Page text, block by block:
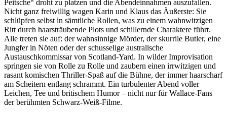
Peitsche“ droht zu platzen und die Abendeinnahmen auszufallen.
Nicht ganz freiwillig wagen Karin und Klaus das Äußerste: Sie
schlüpfen selbst in sämtliche Rollen, was zu einem wahnwitzigen
Ritt durch haarsträubende Plots und schillernde Charaktere führt.
Alle treten sie auf: der wahnsinnige Mörder, der skurrile Butler, eine
Jungfer in Nöten oder der schusselige australische
Austauschkommissar von Scotland-Yard. In wilder Improvisation
springen sie von Rolle zu Rolle und zaubern einen irrwitzigen und
rasant komischen Thriller-Spaß auf die Bühne, der immer haarscharf
am Scheitern entlang schrammt. Ein turbulenter Abend voller
Leichen, Tee und britischem Humor – nicht nur für Wallace-Fans
der berühmten Schwarz-Weiß-Filme.